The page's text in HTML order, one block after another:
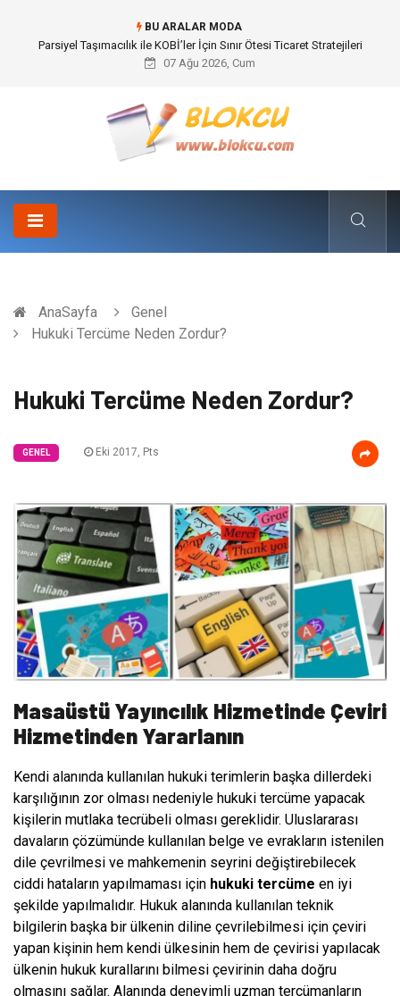
BU ARALAR MODA
Br544 ile Lastik ve Plastik Modifikasyonunda Yüksek Performans
07 Ağu 2026, Cum
AnaSayfa
Genel
Hukuki Tercüme Neden Zordur?
Hukuki Tercüme Neden Zordur?
GENEL Eki 2017, Pts
Masaüstü Yayıncılık Hizmetinde Çeviri
Hizmetinden Yararlanın
Kendi alanında kullanılan hukuki terimlerin başka dillerdeki
karşılığının zor olması nedeniyle hukuki tercüme yapacak
kişilerin mutlaka tecrübeli olması gereklidir. Uluslararası
davaların çözümünde kullanılan belge ve evrakların istenilen
dile çevrilmesi ve mahkemenin seyrini değiştirebilecek
ciddi hataların yapılmaması için hukuki tercüme en iyi
şekilde yapılmalıdır. Hukuk alanında kullanılan teknik
bilgilerin başka bir ülkenin diline çevrilebilmesi için çeviri
yapan kişinin hem kendi ülkesinin hem de çevirisi yapılacak
ülkenin hukuk kurallarını bilmesi çevirinin daha doğru
olmasını sağlar. Alanında deneyimli uzman tercümanların